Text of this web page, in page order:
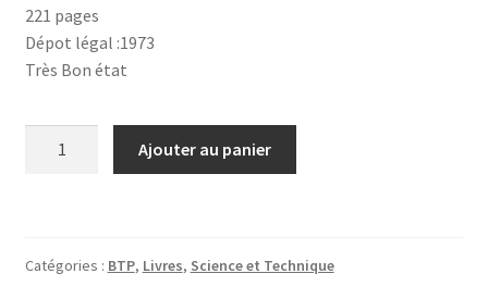
221 pages
Dépot légal :1973
Très Bon état
Tome
Ajouter au panier
Catégories : BTP, Livres, Science et Technique